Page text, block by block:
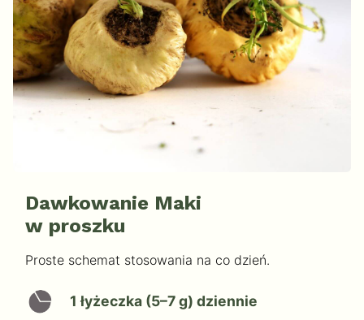
Dawkowanie Maki
w proszku
Proste schemat stosowania na co dzień.
1 łyżeczka (5–7 g) dziennie